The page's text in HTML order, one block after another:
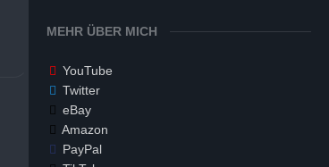
MEHR ÜBER MICH
YouTube
Twitter
eBay
Amazon
PayPal